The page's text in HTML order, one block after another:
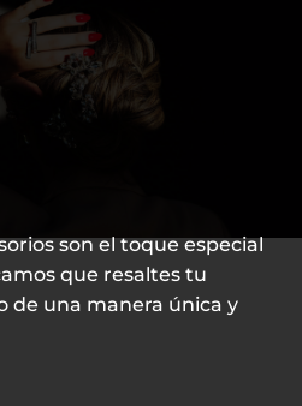
son el toque especial
que resaltes tu
de una manera única y